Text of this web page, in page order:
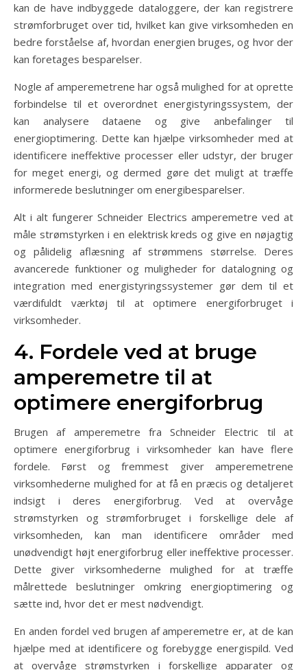
kan de have indbyggede dataloggere, der kan registrere
strømforbruget over tid, hvilket kan give virksomheden en
bedre forståelse af, hvordan energien bruges, og hvor der
kan foretages besparelser.
Nogle af amperemetrene har også mulighed for at oprette
forbindelse til et overordnet energistyringssystem, der
kan analysere dataene og give anbefalinger til
energioptimering. Dette kan hjælpe virksomheder med at
identificere ineffektive processer eller udstyr, der bruger
for meget energi, og dermed gøre det muligt at træffe
informerede beslutninger om energibesparelser.
Alt i alt fungerer Schneider Electrics amperemetre ved at
måle strømstyrken i en elektrisk kreds og give en nøjagtig
og pålidelig aflæsning af strømmens størrelse. Deres
avancerede funktioner og muligheder for datalogning og
integration med energistyringssystemer gør dem til et
værdifuldt værktøj til at optimere energiforbruget i
virksomheder.
4. Fordele ved at bruge
amperemetre til at
optimere energiforbrug
Brugen af amperemetre fra Schneider Electric til at
optimere energiforbrug i virksomheder kan have flere
fordele. Først og fremmest giver amperemetrene
virksomhederne mulighed for at få en præcis og detaljeret
indsigt i deres energiforbrug. Ved at overvåge
strømstyrken og strømforbruget i forskellige dele af
virksomheden, kan man identificere områder med
unødvendigt højt energiforbrug eller ineffektive processer.
Dette giver virksomhederne mulighed for at træffe
målrettede beslutninger omkring energioptimering og
sætte ind, hvor det er mest nødvendigt.
En anden fordel ved brugen af amperemetre er, at de kan
hjælpe med at identificere og forebygge energispild. Ved
at overvåge strømstyrken i forskellige apparater og